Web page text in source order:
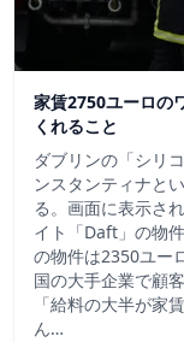
家賃2750ユーロの
くれること
ダブリンの「シリ
ンスタンティナと
る。画面に表示さ
イト「Daft」の物
の物件は2350ユー
国の大手企業で顧
「給料の大半が家
ん…